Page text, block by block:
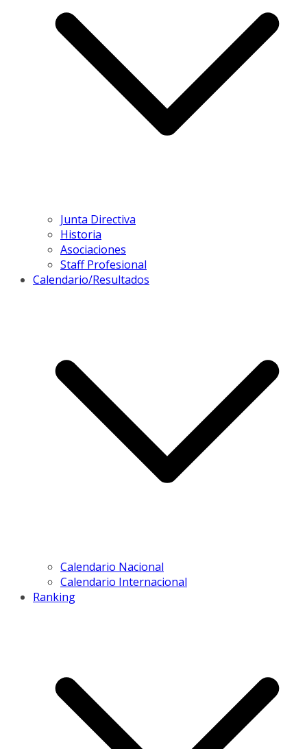
Junta Directiva
Historia
Asociaciones
Staff Profesional
Calendario/Resultados
Calendario Nacional
Calendario Internacional
Ranking